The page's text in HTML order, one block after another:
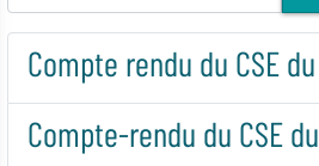
Compte rendu du CSE
Compte-rendu du CSE